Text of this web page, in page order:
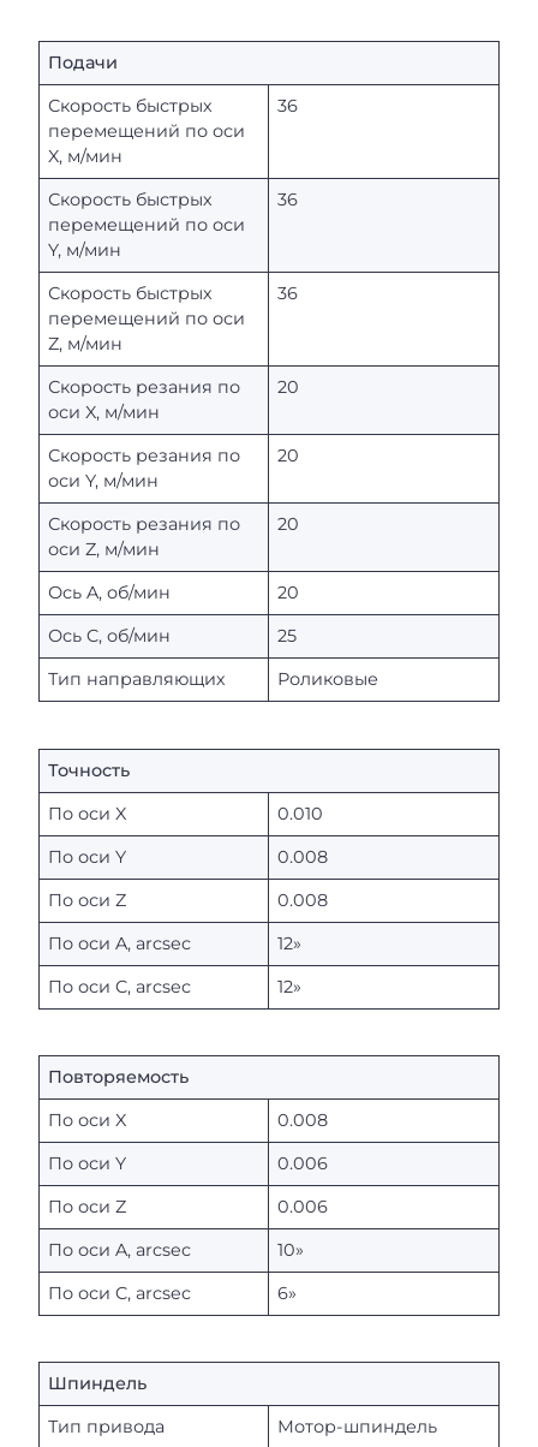
Подачи
Скорость быстрых
перемещений по оси
X, м/мин
36
Скорость быстрых
перемещений по оси
Y, м/мин
36
Скорость быстрых
перемещений по оси
Z, м/мин
36
Скорость резания по
оси X, м/мин
20
Скорость резания по
оси Y, м/мин
20
Скорость резания по
оси Z, м/мин
20
Ось A, об/мин
20
Ось C, об/мин
25
Тип направляющих
Роликовые
Точность
По оси X
0.010
По оси Y
0.008
По оси Z
0.008
По оси A, arcsec
12»
По оси C, arcsec
12»
Повторяемость
По оси X
0.008
По оси Y
0.006
По оси Z
0.006
По оси A, arcsec
10»
По оси C, arcsec
6»
Шпиндель
Тип привода
Мотор-шпиндель